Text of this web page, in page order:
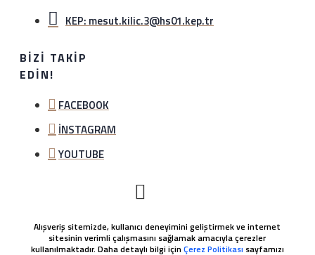
KEP: mesut.kilic.3@hs01.kep.tr
BIZI TAKIP
EDIN!
FACEBOOK
İNSTAGRAM
YOUTUBE
Alışveriş sitemizde, kullanıcı deneyimini geliştirmek ve internet
sitesinin verimli çalışmasını sağlamak amacıyla çerezler
kullanılmaktadır. Daha detaylı bilgi için Çerez Politikası sayfamızı